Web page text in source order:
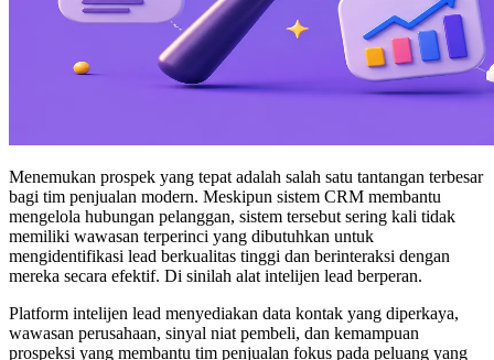
Menemukan prospek yang tepat adalah salah satu tantangan terbesar
bagi tim penjualan modern. Meskipun sistem CRM membantu
mengelola hubungan pelanggan, sistem tersebut sering kali tidak
memiliki wawasan terperinci yang dibutuhkan untuk
mengidentifikasi lead berkualitas tinggi dan berinteraksi dengan
mereka secara efektif. Di sinilah alat intelijen lead berperan.
Platform intelijen lead menyediakan data kontak yang diperkaya,
wawasan perusahaan, sinyal niat pembeli, dan kemampuan
prospeksi yang membantu tim penjualan fokus pada peluang yang